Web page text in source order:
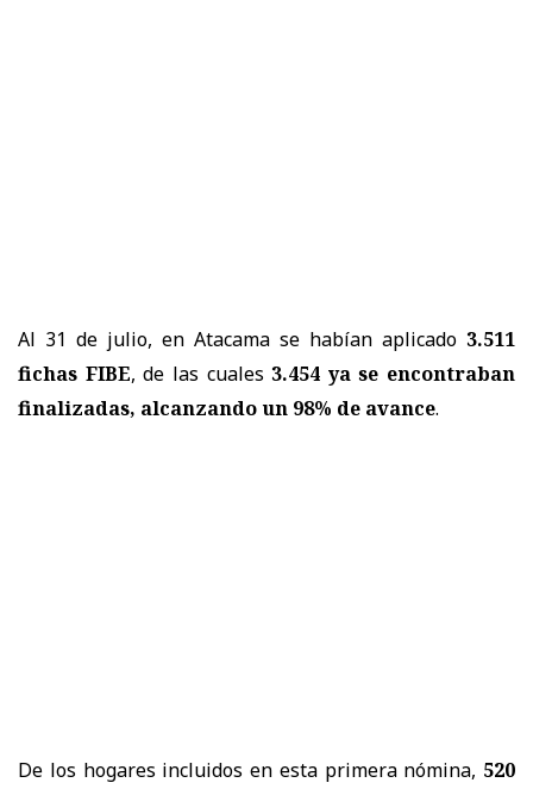
Al 31 de julio, en Atacama se habían aplicado 3.511
fichas FIBE, de las cuales 3.454 ya se encontraban
finalizadas, alcanzando un 98% de avance.
De los hogares incluidos en esta primera nómina, 520